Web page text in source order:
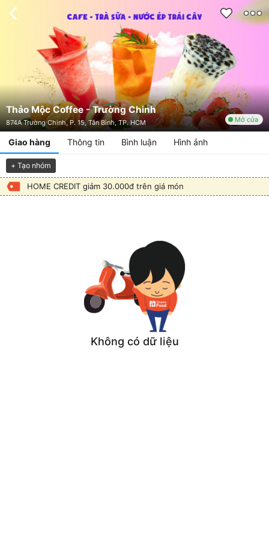
Thảo Mộc Coffee - Trường Chinh
874A Trường Chinh, P. 15, Tân Bình, TP. HCM Mở cửa
Giao hàng Thông tin Bình luận Hình ảnh
+ Tạo nhóm
HOME CREDIT giảm 30.000đ trên giá món
Không có dữ liệu